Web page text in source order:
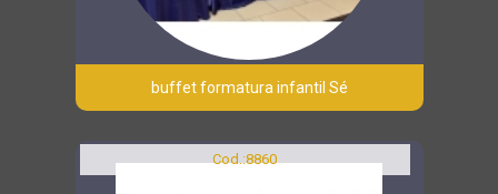
buffet formatura infantil Sé
Cod.:8860